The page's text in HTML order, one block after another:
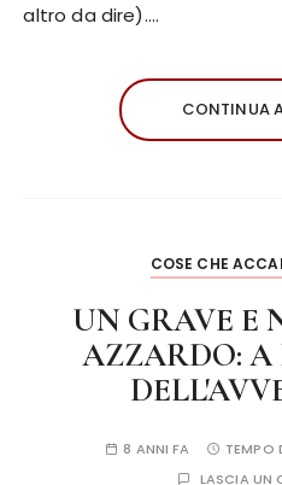
altro da dire)….
CONTINUA
COSE CHE
UN GRAVE E
AZZARDO: A
8 ANNI FA TEMPO
LASCIA UN